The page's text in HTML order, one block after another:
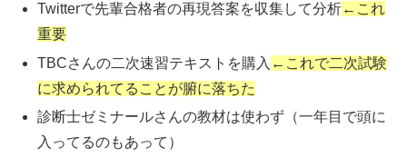
Twitterで先輩合格者の再現答案を収集して分析←これ
重要
TBCさんの二次速習テキストを購入 ←これで二次試験
に求められてることが腑に落ちた
診断士ゼミナールさんの教材は使わず（一年目で頭に
入ってるのもあって）